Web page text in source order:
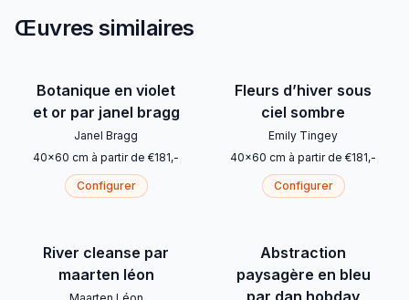
Œuvres similaires
Botanique en violet
et or par janel bragg
Janel Bragg
40x60 cm à partir de €181,-
Configurer
Fleurs d’hiver sous
ciel sombre
Emily Tingey
40x60 cm à partir de €181,-
Configurer
River cleanse par
maarten léon
Abstraction
paysagère en bleu